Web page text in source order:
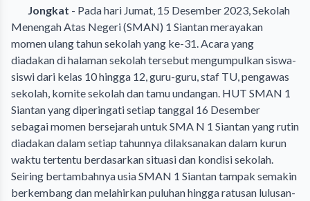
Jongkat - Pada hari Jumat, 15 Desember 2023, Sekolah
Menengah Atas Negeri (SMAN) 1 Siantan merayakan
momen ulang tahun sekolah yang ke-31. Acara yang
diadakan di halaman sekolah tersebut mengumpulkan siswa-
siswi dari kelas 10 hingga 12, guru-guru, staf TU, pengawas
sekolah, komite sekolah dan tamu undangan. HUT SMAN 1
Siantan yang diperingati setiap tanggal 16 Desember
sebagai momen bersejarah untuk SMA N 1 Siantan yang rutin
diadakan dalam setiap tahunnya dilaksanakan dalam kurun
waktu tertentu berdasarkan situasi dan kondisi sekolah.
Seiring bertambahnya usia SMAN 1 Siantan tampak semakin
berkembang dan melahirkan puluhan hingga ratusan lulusan-